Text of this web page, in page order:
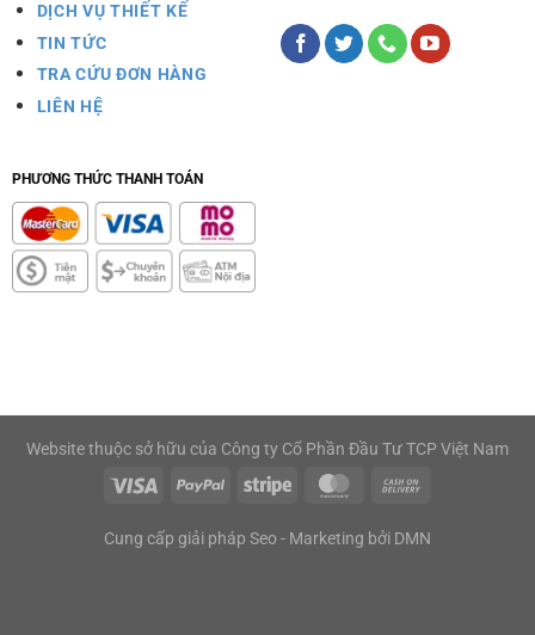
DỊCH VỤ THIẾT KẾ
TIN TỨC
TRA CỨU ĐƠN HÀNG
LIÊN HỆ
PHƯƠNG THỨC THANH TOÁN
Website thuộc sở hữu của Công ty Cổ Phần Đầu Tư TCP Việt Nam
Cung cấp giải pháp Seo - Marketing bởi DMN